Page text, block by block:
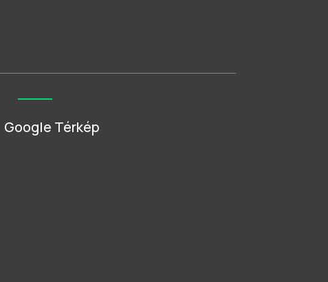
Google Térkép